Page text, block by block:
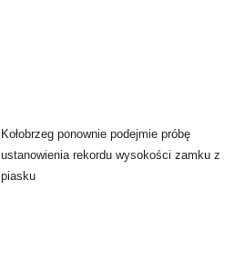
Kołobrzeg ponownie podejmie próbę
ustanowienia rekordu wysokości zamku z
piasku